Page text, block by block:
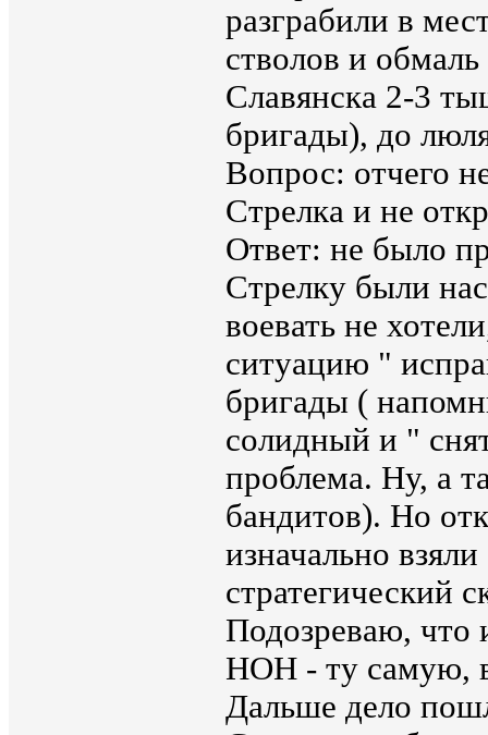
разграбили в
стволов и
Славянска 2-3
бригады), до
Вопрос: отчего
Стрелка и не
Ответ: не было
Стрелку были
воевать не
ситуацию "
бригады (
солидный и "
проблема. Ну, а
бандитов). Но
изначально
стратегический
Подозреваю, что
НОН - ту самую,
Дальше дело